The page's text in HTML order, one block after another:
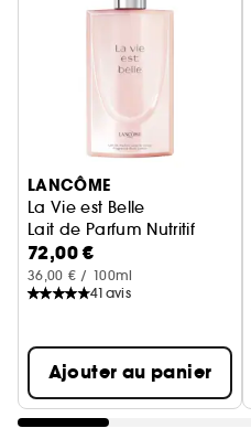
Ignorer le carrousel produits
LANCÔME
La Vie est Belle
Lait de Parfum Nutritif
72,00 €
36,00 € / 100ml
41 avis
Ajouter au panier